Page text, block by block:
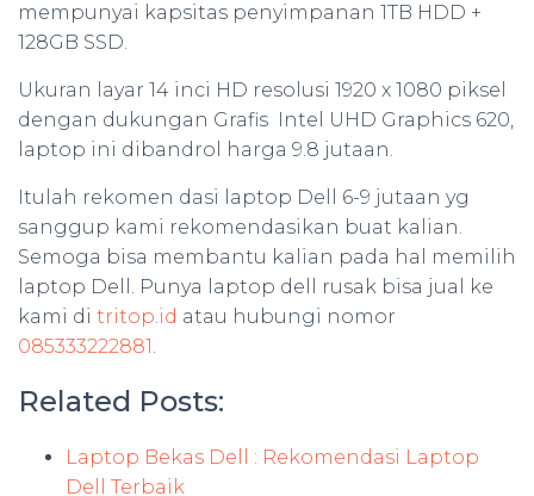
mempunyai kapsitas penyimpanan 1TB HDD +
128GB SSD.
Ukuran layar 14 inci HD resolusi 1920 x 1080 piksel
dengan dukungan Grafis Intel UHD Graphics 620,
laptop ini dibandrol harga 9.8 jutaan.
Itulah rekomen dasi laptop Dell 6-9 jutaan yg
sanggup kami rekomendasikan buat kalian.
Semoga bisa membantu kalian pada hal memilih
laptop Dell. Punya laptop dell rusak bisa jual ke
kami di tritop.id atau hubungi nomor
085333222881.
Related Posts:
Laptop Bekas Dell : Rekomendasi Laptop
Dell Terbaik